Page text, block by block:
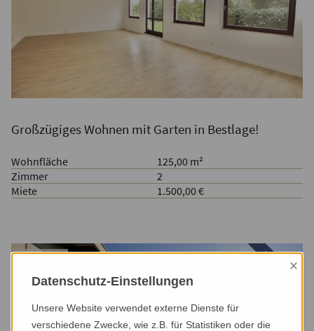
Großzügiges Wohnen mit Garten in Bestlage!
Wohnfläche
125,00 m²
Zimmer
2
Miete
1.500,00 €
Mietobjekt vermietet
Datenschutz-Einstellungen
×
Unsere Website verwendet externe Dienste für
verschiedene Zwecke, wie z.B. für Statistiken oder die